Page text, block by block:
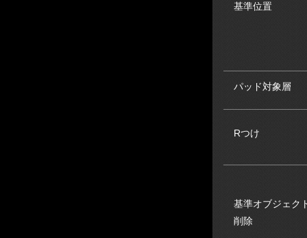
基準位置
パッド対象層
Rつけ
基準オブジェク
削除